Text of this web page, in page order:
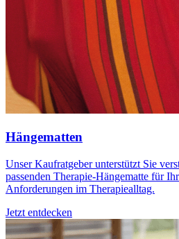
Hängematten
Unser Kaufratgeber unterstützt Sie
passenden Therapie-Hängematte für
Anforderungen im Therapiealltag.
Jetzt entdecken